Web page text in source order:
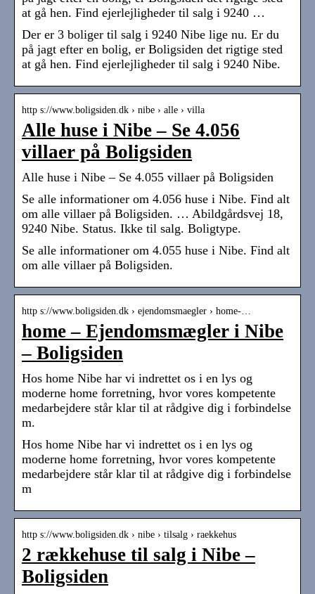
at gå hen. Find ejerlejligheder til salg i 9240 …
Der er 3 boliger til salg i 9240 Nibe lige nu. Er du
på jagt efter en bolig, er Boligsiden det rigtige sted
at gå hen. Find ejerlejligheder til salg i 9240 Nibe.
http s://www.boligsiden.dk › nibe › alle › villa
Alle huse i Nibe – Se 4.056
villaer på Boligsiden
Alle huse i Nibe – Se 4.055 villaer på Boligsiden
Se alle informationer om 4.056 huse i Nibe. Find alt
om alle villaer på Boligsiden. … Abildgårdsvej 18,
9240 Nibe. Status. Ikke til salg. Boligtype.
Se alle informationer om 4.055 huse i Nibe. Find alt
om alle villaer på Boligsiden.
http s://www.boligsiden.dk › ejendomsmaegler › home-…
home – Ejendomsmægler i Nibe
– Boligsiden
Hos home Nibe har vi indrettet os i en lys og
moderne home forretning, hvor vores kompetente
medarbejdere står klar til at rådgive dig i forbindelse
m.
Hos home Nibe har vi indrettet os i en lys og
moderne home forretning, hvor vores kompetente
medarbejdere står klar til at rådgive dig i forbindelse
m
http s://www.boligsiden.dk › nibe › tilsalg › raekkehus
2 rækkehuse til salg i Nibe –
Boligsiden